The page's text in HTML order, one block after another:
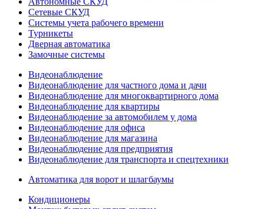
Сетевые СКУД
Системы учета рабочего времени
Турникеты
Дверная автоматика
Замочные системы
Видеонаблюдение
Видеонаблюдение для частного дома и дачи
Видеонаблюдение для многоквартирного дома
Видеонаблюдение для квартиры
Видеонаблюдение за автомобилем у дома
Видеонаблюдение для офиса
Видеонаблюдение для магазина
Видеонаблюдение для предприятия
Видеонаблюдение для транспорта и спецтехники
Автоматика для ворот и шлагбаумы
Кондиционеры